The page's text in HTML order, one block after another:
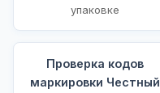
упаковке
Проверка кодов
маркировки Честный